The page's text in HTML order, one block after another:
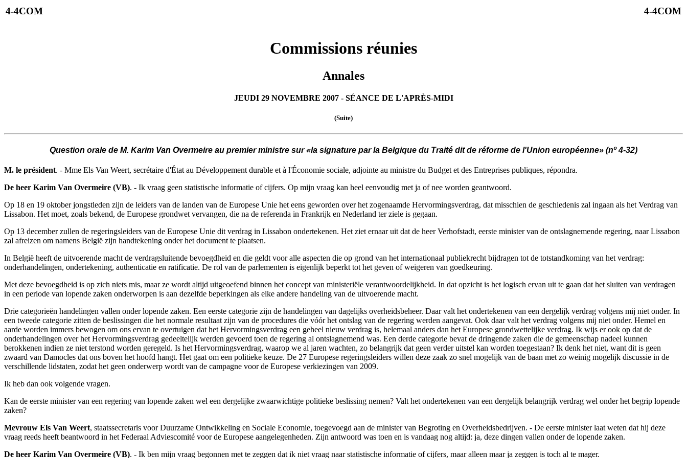
4-4COM 4-4COM
Commissions réunies
Annales
JEUDI 29 NOVEMBRE 2007 - SÉANCE DE L'APRÈS-MIDI
(Suite)
Question orale de M. Karim Van Overmeire au premier ministre sur «la signature par la Belgique du Traité dit de réforme de l'Union européenne» (nº 4-32)
M. le président. - Mme Els Van Weert, secrétaire d'État au Développement durable et à l'Économie sociale, adjointe au ministre du Budget et des Entreprises publiques, répondra.
De heer Karim Van Overmeire (VB). - Ik vraag geen statistische informatie of cijfers. Op mijn vraag kan heel eenvoudig met ja of nee worden geantwoord.
Op 18 en 19 oktober jongstleden zijn de leiders van de landen van de Europese Unie het eens geworden over het zogenaamde Hervormingsverdrag, dat misschien de geschiedenis zal ingaan als het Verdrag van
Lissabon. Het moet, zoals bekend, de Europese grondwet vervangen, die na de referenda in Frankrijk en Nederland ter ziele is gegaan.
Op 13 december zullen de regeringsleiders van de Europese Unie dit verdrag in Lissabon ondertekenen. Het ziet ernaar uit dat de heer Verhofstadt, eerste minister van de ontslagnemende regering, naar Lissabon
zal afreizen om namens België zijn handtekening onder het document te plaatsen.
In België heeft de uitvoerende macht de verdragsluitende bevoegdheid en die geldt voor alle aspecten die op grond van het internationaal publiekrecht bijdragen tot de totstandkoming van het verdrag:
onderhandelingen, ondertekening, authenticatie en ratificatie. De rol van de parlementen is eigenlijk beperkt tot het geven of weigeren van goedkeuring.
Met deze bevoegdheid is op zich niets mis, maar ze wordt altijd uitgeoefend binnen het concept van ministeriële verantwoordelijkheid. In dat opzicht is het logisch ervan uit te gaan dat het sluiten van verdragen
in een periode van lopende zaken onderworpen is aan dezelfde beperkingen als elke andere handeling van de uitvoerende macht.
Drie categorieën handelingen vallen onder lopende zaken. Een eerste categorie zijn de handelingen van dagelijks overheidsbeheer. Daar valt het ondertekenen van een dergelijk verdrag volgens mij niet onder. In
een tweede categorie zitten de beslissingen die het normale resultaat zijn van de procedures die vóór het ontslag van de regering werden aangevat. Ook daar valt het verdrag volgens mij niet onder. Hemel en
aarde worden immers bewogen om ons ervan te overtuigen dat het Hervormingsverdrag een geheel nieuw verdrag is, helemaal anders dan het Europese grondwettelijke verdrag. Ik wijs er ook op dat de
onderhandelingen over het Hervormingsverdrag gedeeltelijk werden gevoerd toen de regering al ontslagnemend was. Een derde categorie bevat de dringende zaken die de gemeenschap nadeel kunnen
berokkenen indien ze niet terstond worden geregeld. Is het Hervormingsverdrag, waarop we al jaren wachten, zo belangrijk dat geen verder uitstel kan worden toegestaan? Ik denk het niet, want dit is geen
zwaard van Damocles dat ons boven het hoofd hangt. Het gaat om een politieke keuze. De 27 Europese regeringsleiders willen deze zaak zo snel mogelijk van de baan met zo weinig mogelijk discussie in de
verschillende lidstaten, zodat het geen onderwerp wordt van de campagne voor de Europese verkiezingen van 2009.
Ik heb dan ook volgende vragen.
Kan de eerste minister van een regering van lopende zaken wel een dergelijke zwaarwichtige politieke beslissing nemen? Valt het ondertekenen van een dergelijk belangrijk verdrag wel onder het begrip lopende
zaken?
Mevrouw Els Van Weert, staatssecretaris voor Duurzame Ontwikkeling en Sociale Economie, toegevoegd aan de minister van Begroting en Overheidsbedrijven. - De eerste minister laat weten dat hij deze
vraag reeds heeft beantwoord in het Federaal Adviescomité voor de Europese aangelegenheden. Zijn antwoord was toen en is vandaag nog altijd: ja, deze dingen vallen onder de lopende zaken.
De heer Karim Van Overmeire (VB). - Ik ben mijn vraag begonnen met te zeggen dat ik niet vraag naar statistische informatie of cijfers, maar alleen maar ja zeggen is toch al te mager.